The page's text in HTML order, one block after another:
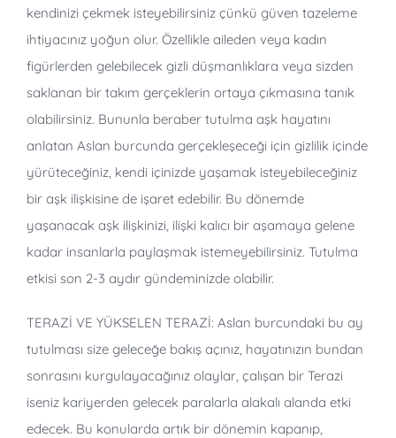
kendinizi çekmek isteyebilirsiniz çünkü güven tazeleme
ihtiyacınız yoğun olur. Özellikle aileden veya kadın
figürlerden gelebilecek gizli düşmanlıklara veya sizden
saklanan bir takım gerçeklerin ortaya çıkmasına tanık
olabilirsiniz. Bununla beraber tutulma aşk hayatını
anlatan Aslan burcunda gerçekleşeceği için gizlilik içinde
yürüteceğiniz, kendi içinizde yaşamak isteyebileceğiniz
bir aşk ilişkisine de işaret edebilir. Bu dönemde
yaşanacak aşk ilişkinizi, ilişki kalıcı bir aşamaya gelene
kadar insanlarla paylaşmak istemeyebilirsiniz. Tutulma
etkisi son 2-3 aydır gündeminizde olabilir.
TERAZİ VE YÜKSELEN TERAZİ: Aslan burcundaki bu ay
tutulması size geleceğe bakış açınız, hayatınızın bundan
sonrasını kurgulayacağınız olaylar, çalışan bir Terazi
iseniz kariyerden gelecek paralarla alakalı alanda etki
edecek. Bu konularda artık bir dönemin kapanıp,